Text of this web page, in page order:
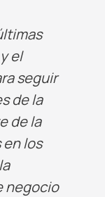
el
seguir
de la
de la
en los
negocio